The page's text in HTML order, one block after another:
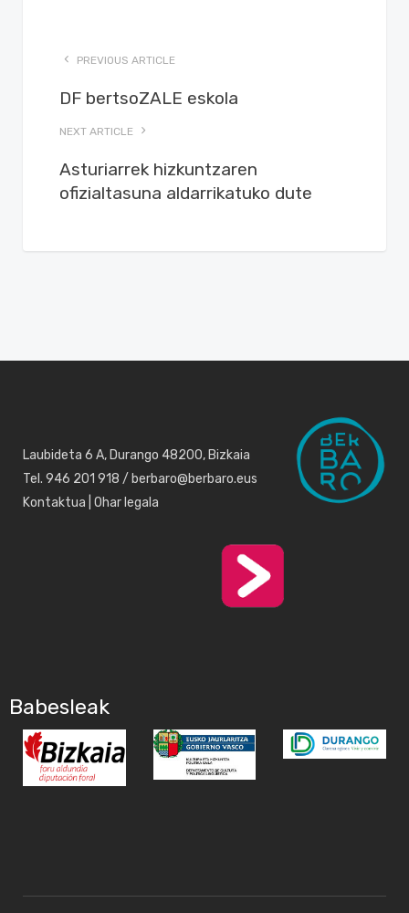
PREVIOUS ARTICLE
DF bertsoZALE eskola
NEXT ARTICLE
Asturiarrek hizkuntzaren
ofizialtasuna aldarrikatuko dute
Laubideta 6 A, Durango 48200, Bizkaia
Tel. 946 201 918 / berbaro@berbaro.eus
Kontaktua Ohar legala
Babesleak